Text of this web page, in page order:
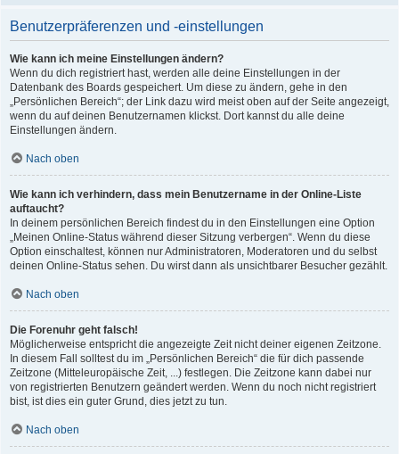
Benutzerpräferenzen und -einstellungen
Wie kann ich meine Einstellungen ändern?
Wenn du dich registriert hast, werden alle deine Einstellungen in der
Datenbank des Boards gespeichert. Um diese zu ändern, gehe in den
„Persönlichen Bereich“; der Link dazu wird meist oben auf der Seite angezeigt,
wenn du auf deinen Benutzernamen klickst. Dort kannst du alle deine
Einstellungen ändern.
Nach oben
Wie kann ich verhindern, dass mein Benutzername in der Online-Liste
auftaucht?
In deinem persönlichen Bereich findest du in den Einstellungen eine Option
„Meinen Online-Status während dieser Sitzung verbergen“. Wenn du diese
Option einschaltest, können nur Administratoren, Moderatoren und du selbst
deinen Online-Status sehen. Du wirst dann als unsichtbarer Besucher gezählt.
Nach oben
Die Forenuhr geht falsch!
Möglicherweise entspricht die angezeigte Zeit nicht deiner eigenen Zeitzone.
In diesem Fall solltest du im „Persönlichen Bereich“ die für dich passende
Zeitzone (Mitteleuropäische Zeit, ...) festlegen. Die Zeitzone kann dabei nur
von registrierten Benutzern geändert werden. Wenn du noch nicht registriert
bist, ist dies ein guter Grund, dies jetzt zu tun.
Nach oben